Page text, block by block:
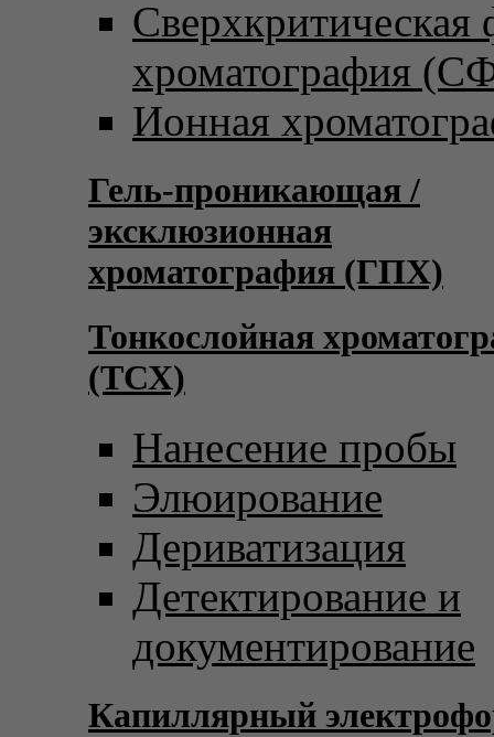
хроматография
Ионная
Гель-проникающая /
эксклюзионная
хроматография (ГПХ)
Тонкослойная
(ТСХ)
Нанесение пробы
Элюирование
Дериватизация
Детектирование и
документирование
Капиллярный